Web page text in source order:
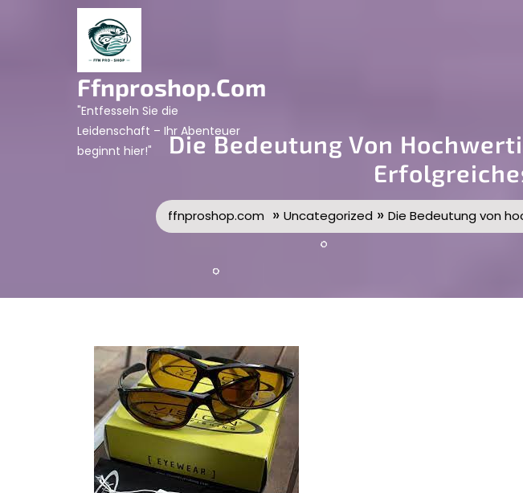
Ffnproshop.com
"Entfesseln Sie die
Leidenschaft – Ihr Abenteuer
beginnt hier!"
Die Bedeutung Von
ffnproshop.com » Uncategorized » Die Bedeutung von